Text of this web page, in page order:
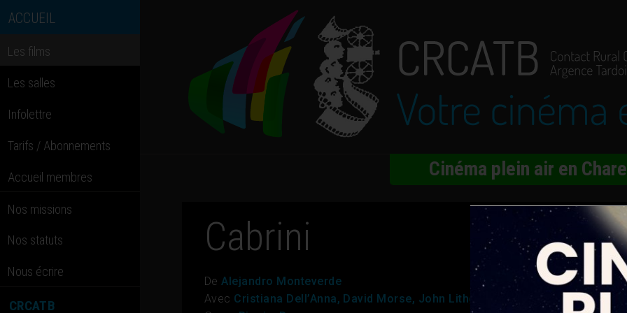
ACCUEIL
Les films
Les salles
Infolettre
Tarifs / Abonnements
Accueil membres
Nos missions
Nos statuts
Nous écrire
CRCATB
Cinéma plein air en
Cabrini
De Alejandro Monteverde
Avec Cristiana Dell’Anna, David Morse, John Lithgow